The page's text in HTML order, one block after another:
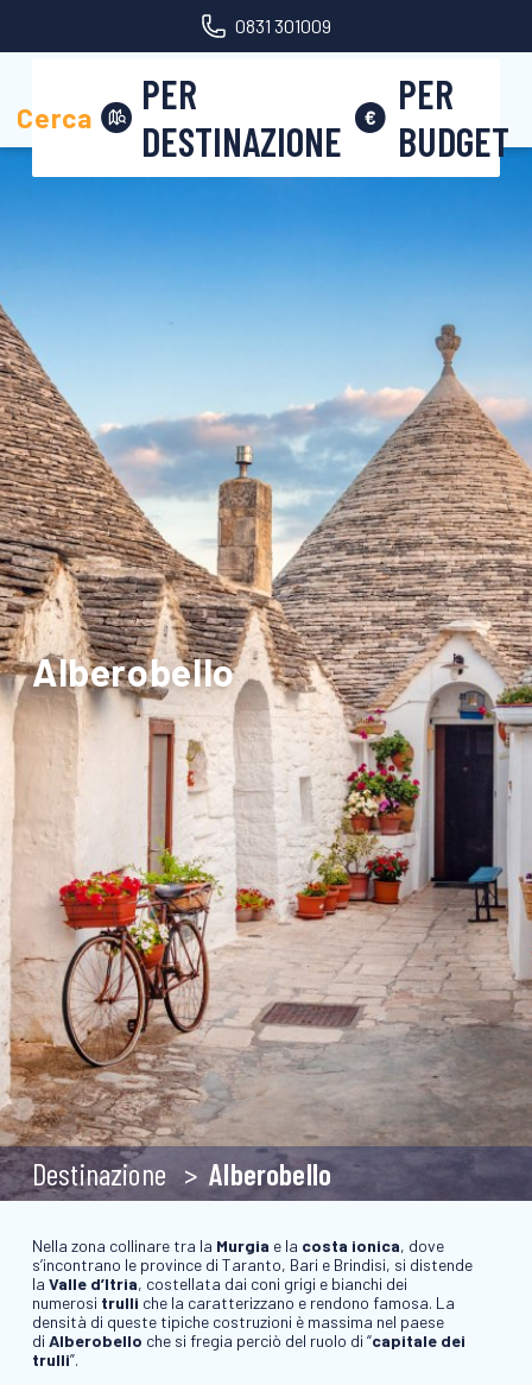
0831 301009
Cerca
PER
DESTINAZIONE
PER
BUDGET
Alberobello
Destinazione Alberobello
Nella zona collinare tra la Murgia e la costa ionica, dove
s’incontrano le province di Taranto, Bari e Brindisi, si distende
la Valle d’Itria, costellata dai coni grigi e bianchi dei
numerosi trulli che la caratterizzano e rendono famosa. La
densità di queste tipiche costruzioni è massima nel paese
di Alberobello che si fregia perciò del ruolo di “capitale dei
trulli”.